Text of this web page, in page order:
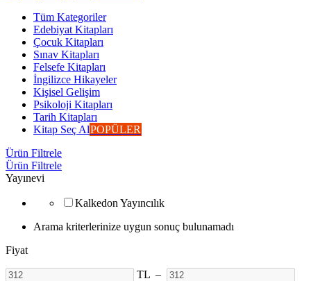
Tüm Kategoriler
Edebiyat Kitapları
Çocuk Kitapları
Sınav Kitapları
Felsefe Kitapları
İngilizce Hikayeler
Kişisel Gelişim
Psikoloji Kitapları
Tarih Kitapları
Kitap Seç AlPOPÜLER
Ürün Filtrele
Ürün Filtrele
Yayınevi
Kalkedon Yayıncılık
Arama kriterlerinize uygun sonuç bulunamadı
Fiyat
TL –